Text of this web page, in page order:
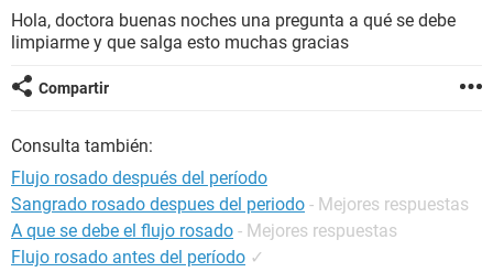
BIENESTAR
SEXUALIDAD
GLOSARIO
Hola, doctora buenas noches una pregunta a qué se debe
limpiarme y que salga esto muchas gracias
Compartir
Consulta también:
Flujo rosado después del período
Sangrado rosado despues del periodo - Mejores respuestas
A que se debe el flujo rosado - Mejores respuestas
Flujo rosado antes del período ✓